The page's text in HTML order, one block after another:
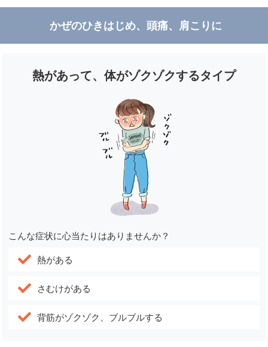
かぜのひきはじめ、頭痛、肩こりに
熱があって、体がゾクゾクするタイプ
こんな症状に心当たりはありませんか？
熱がある
さむけがある
背筋がゾクゾク、ブルブルする